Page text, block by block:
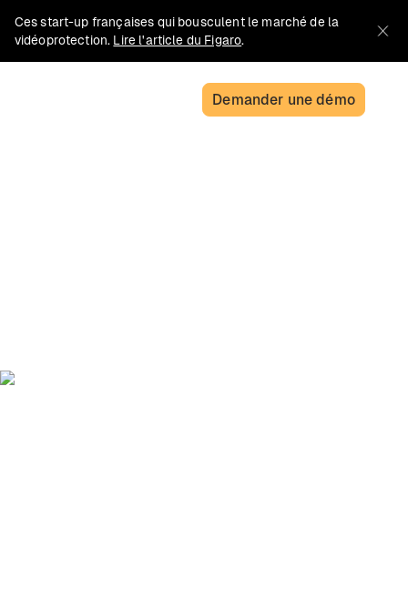
Ces start-up françaises qui bousculent le marché de la
vidéoprotection. Lire l'article du Figaro.
Demander une démo